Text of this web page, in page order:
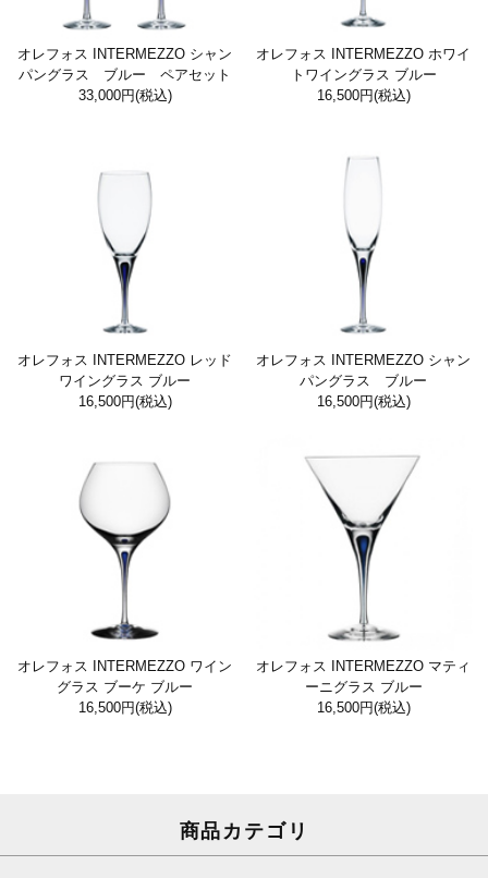
オレフォス INTERMEZZO シャン
パングラス ブルー ペアセット
33,000円(税込)
オレフォス INTERMEZZO ホワイ
トワイングラス ブルー
16,500円(税込)
オレフォス INTERMEZZO レッド
ワイングラス ブルー
16,500円(税込)
オレフォス INTERMEZZO シャン
パングラス ブルー
16,500円(税込)
オレフォス INTERMEZZO ワイン
グラス ブーケ ブルー
16,500円(税込)
オレフォス INTERMEZZO マティ
ーニグラス ブルー
16,500円(税込)
商品カテゴリ